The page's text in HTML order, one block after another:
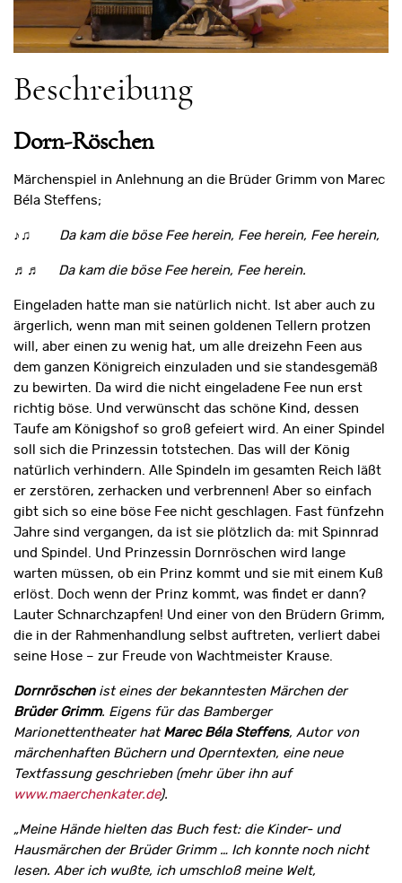
Beschreibung
Dorn-Röschen
Märchenspiel in Anlehnung an die Brüder Grimm von Marec
Béla Steffens;
♪♫ Da kam die böse Fee herein, Fee herein, Fee herein,
♬♬ Da kam die böse Fee herein, Fee herein.
Eingeladen hatte man sie natürlich nicht. Ist aber auch zu
ärgerlich, wenn man mit seinen goldenen Tellern protzen
will, aber einen zu wenig hat, um alle dreizehn Feen aus
dem ganzen Königreich einzuladen und sie standesgemäß
zu bewirten. Da wird die nicht eingeladene Fee nun erst
richtig böse. Und verwünscht das schöne Kind, dessen
Taufe am Königshof so groß gefeiert wird. An einer Spindel
soll sich die Prinzessin totstechen. Das will der König
natürlich verhindern. Alle Spindeln im gesamten Reich läßt
er zerstören, zerhacken und verbrennen! Aber so einfach
gibt sich so eine böse Fee nicht geschlagen. Fast fünfzehn
Jahre sind vergangen, da ist sie plötzlich da: mit Spinnrad
und Spindel. Und Prinzessin Dornröschen wird lange
warten müssen, ob ein Prinz kommt und sie mit einem Kuß
erlöst. Doch wenn der Prinz kommt, was findet er dann?
Lauter Schnarchzapfen! Und einer von den Brüdern Grimm,
die in der Rahmenhandlung selbst auftreten, verliert dabei
seine Hose – zur Freude von Wachtmeister Krause.
Dornröschenist eines der bekanntesten Märchen der
Brüder Grimm. Eigens für das Bamberger
Marionettentheater hat Marec Béla Steffens, Autor von
märchenhaften Büchern und Operntexten, eine neue
Textfassung geschrieben (mehr über ihn auf
www.maerchenkater.de).
„Meine Hände hielten das Buch fest: die Kinder- und
Hausmärchen der Brüder Grimm … Ich konnte noch nicht
lesen. Aber ich wußte, ich umschloß meine Welt,